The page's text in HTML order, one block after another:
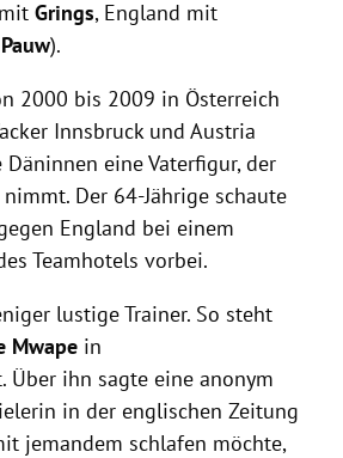
Grings, England mit
Pauw).
2000 bis 2009 in Österreich
Innsbruck und Austria
eine Vaterfigur, der
Der 64-Jährige schaute
England bei einem
Teamhotels vorbei.
lustige Trainer. So steht
Mwape in
Über ihn sagte eine anonym
in der englischen Zeitung
jemandem schlafen möchte,